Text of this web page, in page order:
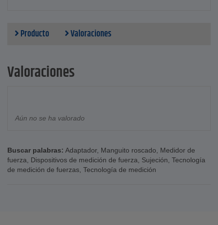
Producto Valoraciones
Valoraciones
Aún no se ha valorado
Buscar palabras: Adaptador, Manguito roscado, Medidor de
fuerza, Dispositivos de medición de fuerza, Sujeción, Tecnología
de medición de fuerzas, Tecnología de medición